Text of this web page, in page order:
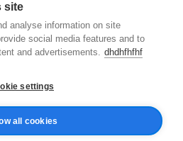
Termini e Condizioni
site
analyse information on site
social media features and to
and advertisements. dhdhfhfhf
settings
all cookies